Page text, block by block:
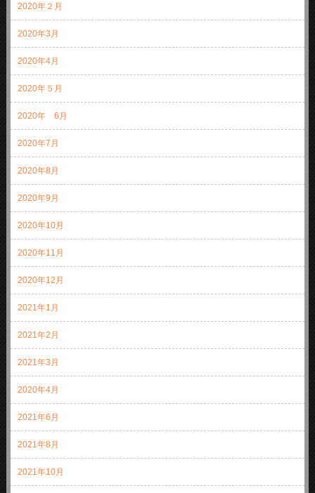
2020年２月
2020年3月
2020年4月
2020年５月
2020年 6月
2020年7月
2020年8月
2020年9月
2020年10月
2020年11月
2020年12月
2021年1月
2021年2月
2021年3月
2020年4月
2021年6月
2021年8月
2021年10月